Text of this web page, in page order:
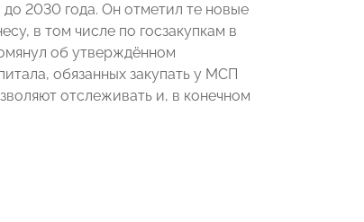
2030 года. Он отметил те новые
в том числе по госзакупкам в
об утверждённом
обязанных закупать у МСП
отслеживать и, в конечном